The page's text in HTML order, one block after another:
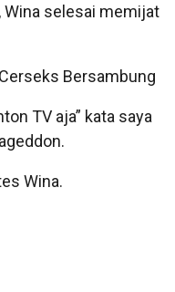
Wina selesai memijat
Bersambung
TV aja” kata saya
Wina.